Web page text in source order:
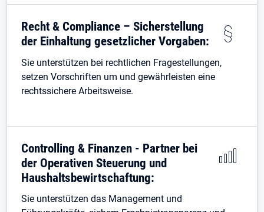
Recht & Compliance – Sicherstellung
der Einhaltung gesetzlicher Vorgaben:
Sie unterstützen bei rechtlichen Fragestellungen,
setzen Vorschriften um und gewährleisten eine
rechtssichere Arbeitsweise.
Controlling & Finanzen - Partner bei
der Operativen Steuerung und
Haushaltsbewirtschaftung:
Sie unterstützen das Management und